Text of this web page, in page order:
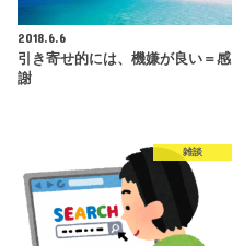
2018.6.6
引き寄せ的には、機嫌が良い＝感
謝
雑談